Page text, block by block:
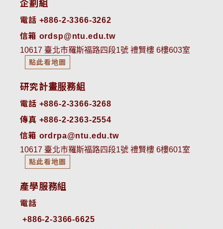
企劃組
電話 +886-2-3366-3262
信箱 ordsp@ntu.edu.tw
10617 臺北市羅斯福路四段1號 禮賢樓 6樓603室
點此看地圖
研究計畫服務組
電話 +886-2-3366-3268
傳真 +886-2-2363-2554
信箱 ordrpa@ntu.edu.tw
10617 臺北市羅斯福路四段1號 禮賢樓 6樓601室
點此看地圖
產學服務組
電話
+886-2-3366-6625